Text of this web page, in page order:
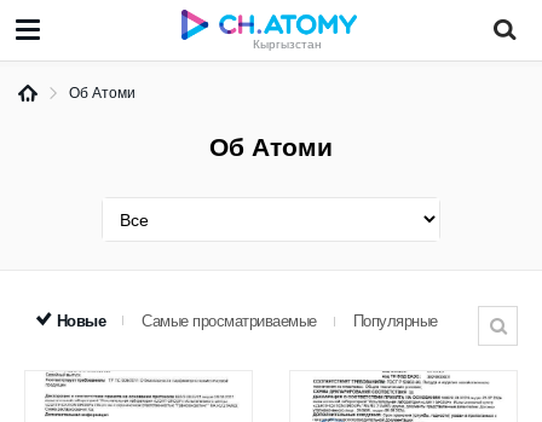
Кыргызстан
Об Атоми
Об Атоми
Новые Самые просматриваемые Популярные